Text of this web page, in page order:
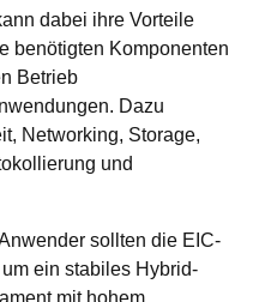
dabei ihre Vorteile
benötigten Komponenten
Betrieb
Dazu
Networking, Storage,
und
sollten die EIC-
ein stabiles Hybrid-
mit hohem